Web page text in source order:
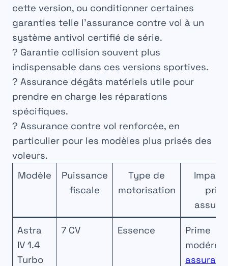
cette version, ou conditionner certaines
garanties telle l’assurance contre vol à un
système antivol certifié de série.
?️ Garantie collision souvent plus
indispensable dans ces versions sportives.
? Assurance dégâts matériels utile pour
prendre en charge les réparations
spécifiques.
? Assurance contre vol renforcée, en
particulier pour les modèles plus prisés des
voleurs.
Modèle
Puissance
fiscale
Type de
motorisation
Impact
Astra
IV 1.4
Turbo
7 CV Essence
Prime
modérée,